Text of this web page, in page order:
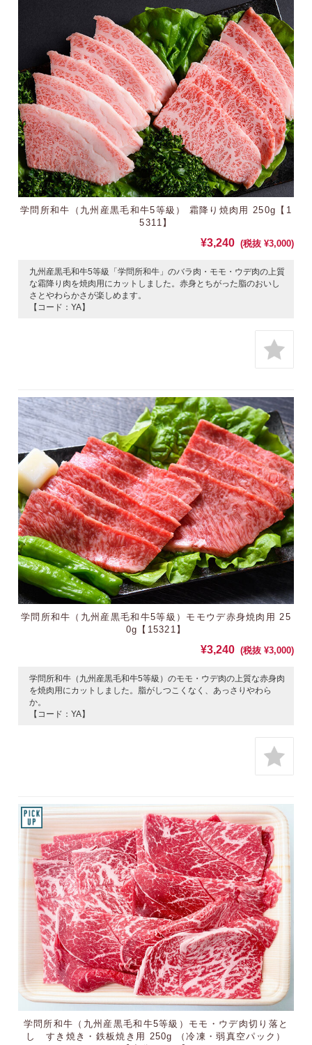
学問所和牛（九州産黒毛和牛5等級） 霜降り焼肉用 250g【1
5311】
¥3,240 (税抜 ¥3,000)
九州産黒毛和牛5等級「学問所和牛」のバラ肉・モモ・ウデ肉の上質
な霜降り肉を焼肉用にカットしました。赤身とちがった脂のおいし
さとやわらかさが楽しめます。
【コード：YA】
学問所和牛（九州産黒毛和牛5等級）モモウデ赤身焼肉用 25
0g【15321】
¥3,240 (税抜 ¥3,000)
学問所和牛（九州産黒毛和牛5等級）のモモ・ウデ肉の上質な赤身肉
を焼肉用にカットしました。脂がしつこくなく、あっさりやわら
か。
【コード：YA】
学問所和牛（九州産黒毛和牛5等級）モモ・ウデ肉切り落と
し すき焼き・鉄板焼き用 250g （冷凍・弱真空パック）